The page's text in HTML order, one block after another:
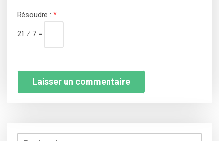
Résoudre : *
21 ⁄ 7 =
Rechercher :